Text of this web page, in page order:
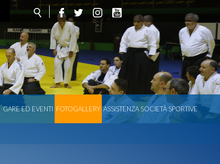
GARE ED EVENTI FOTOGALLERY ASSISTENZA SOCIETÀ SPORTIVE